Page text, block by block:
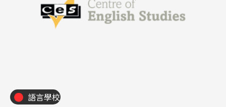
語言學校